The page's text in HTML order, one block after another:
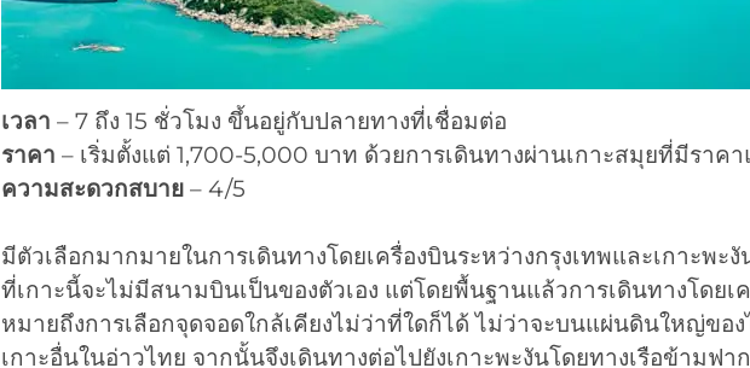
เวลา – 7 ถึง 15 ชั่วโมง ขึ้นอยู่กับปลายทางที่เชื่อมต่อ
ราคา – เริ่มตั้งแต่ 1,700-5,000 บาท ด้วยการเดินทางผ่านเกาะสมุยที่มีราค
ความสะดวกสบาย – 4/5
มีตัวเลือกมากมายในการเดินทางโดยเครื่องบินระหว่างกรุงเทพและเกาะพะงั
ที่เกาะนี้จะไม่มีสนามบินเป็นของตัวเอง แต่โดยพื้นฐานแล้วการเดินทางโดยเ
หมายถึงการเลือกจุดจอดใกล้เคียงไม่ว่าที่ใดก็ได้ ไม่ว่าจะบนแผ่นดินใหญ่ขอ
เกาะอื่นในอ่าวไทย จากนั้นจึงเดินทางต่อไปยังเกาะพะงันโดยทางเรือข้ามฟา